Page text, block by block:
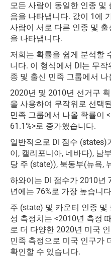
모든 사람이 동일한 인종 및
음을 나타냅니다. 값이 1에
사람이 서로 다른 인종 및
을 나타냅니다.
저희는 확률을 쉽게 분석할
니다. 이 형식에서 DI는 무
종 및 출신 민족 그룹에서 나
2020년 및 2010년 선거구
을 사용하여 무작위로 선택
민족 그룹에서 나올 확률이
61.1%>로 증가했습니다.
일반적으로 DI 점수 (states)
이, 캘리포니아, 네바다), 남
당 주 (state)), 북동부(뉴욕,
하와이는 DI 점수가 2010년
년에는 76%로 가장 높습니
주 (state) 및 카운티 인종
성 측정치는 <2010년 측정
로 더 다양한 2020년 미국
민족 측정으로 미국 인구가
확인할 수 있습니다.